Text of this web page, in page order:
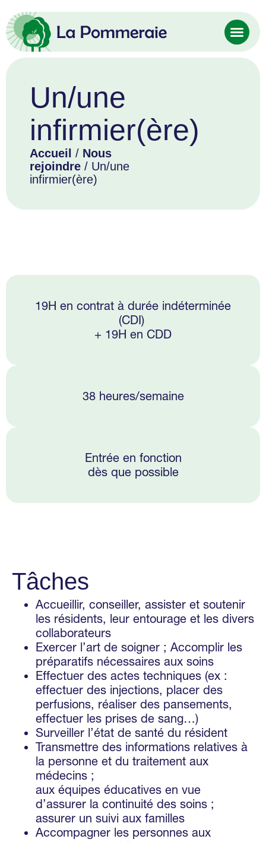
Un/une
infirmier(ère)
Accueil / Nous
rejoindre / Un/une
infirmier(ère)
19H en contrat à durée indéterminée
(CDI)
+ 19H en CDD
38 heures/semaine
Entrée en fonction
dès que possible
Tâches
Accueillir, conseiller, assister et soutenir
les résidents, leur entourage et les divers
collaborateurs
Exercer l’art de soigner ; Accomplir les
préparatifs nécessaires aux soins
Effectuer des actes techniques (ex :
effectuer des injections, placer des
perfusions, réaliser des pansements,
effectuer les prises de sang…)
Surveiller l’état de santé du résident
Transmettre des informations relatives à
la personne et du traitement aux
médecins ;
aux équipes éducatives en vue
d’assurer la continuité des soins ;
assurer un suivi aux familles
Accompagner les personnes aux